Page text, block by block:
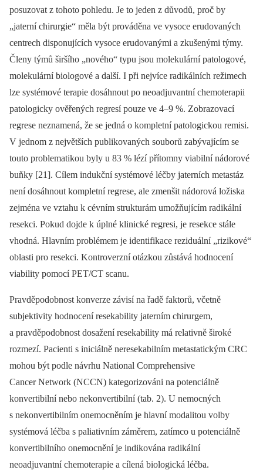
posuzovat z tohoto pohledu. Je to jeden z důvodů, proč by
„jaterní chirurgie“ měla být prováděna ve vysoce erudovaných
centrech disponujících vysoce erudovanými a zkušenými týmy.
Členy týmů širšího „nového“ typu jsou molekulární patologové,
molekulární biologové a další. I při nejvíce radikálních režimech
lze systémové terapie dosáhnout po neoadjuvantní chemoterapii
patologicky ověřených regresí pouze ve 4–9 %. Zobrazovací
regrese neznamená, že se jedná o kompletní patologickou remisi.
V jednom z největších publikovaných souborů zabývajícím se
touto problematikou byly u 83 % lézí přítomny viabilní nádorové
buňky [21]. Cílem indukční systémové léčby jaterních metastáz
není dosáhnout kompletní regrese, ale zmenšit nádorová ložiska
zejména ve vztahu k cévním strukturám umožňujícím radikální
resekci. Pokud dojde k úplné klinické regresi, je resekce stále
vhodná. Hlavním problémem je identifikace reziduální „rizikové“
oblasti pro resekci. Kontroverzní otázkou zůstává hodnocení
viability pomocí PET/CT scanu.
Pravděpodobnost konverze závisí na řadě faktorů, včetně
subjektivity hodnocení resekability jaterním chirurgem,
a pravděpodobnost dosažení resekability má relativně široké
rozmezí. Pacienti s iniciálně neresekabilním metastatickým CRC
mohou být podle návrhu National Comprehensive
Cancer Network (NCCN) kategorizováni na potenciálně
konvertibilní nebo nekonvertibilní (tab. 2). U nemocných
s nekonvertibilním onemocněním je hlavní modalitou volby
systémová léčba s paliativním záměrem, zatímco u potenciálně
konvertibilního onemocnění je indikována radikální
neoadjuvantní chemoterapie a cílená biologická léčba.